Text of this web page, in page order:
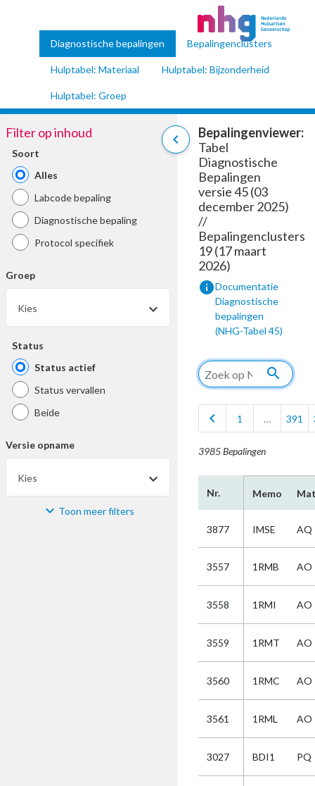
Diagnostische bepalingen Bepalingenclusters
Hulptabel: Materiaal Hulptabel: Bijzonderheid
Hulptabel: Groep
chevron_left
Filter op inhoud
Soort
Alles
Labcode bepaling
Diagnostische bepaling
Protocol specifiek
Groep
Kies
Status
Status actief
Status vervallen
Beide
Versie opname
Kies
Materiaal Toon meer filters
Bepalingenviewer:
Tabel
Diagnostische
Bepalingen
versie 45 (03
december 2025)
//
Bepalingenclusters
19 (17 maart
2026)
infoDocumentatie
Diagnostische
bepalingen
(NHG-Tabel 45)
search
chevron_left 1 … 391
3985 Bepalingen
Nr. Memo
3877 IMSE AQ
3557 1RMB AO
3558 1RMI AO
3559 1RMT AO
3560 1RMC AO
3561 1RML AO
3027 BDI1 PQ